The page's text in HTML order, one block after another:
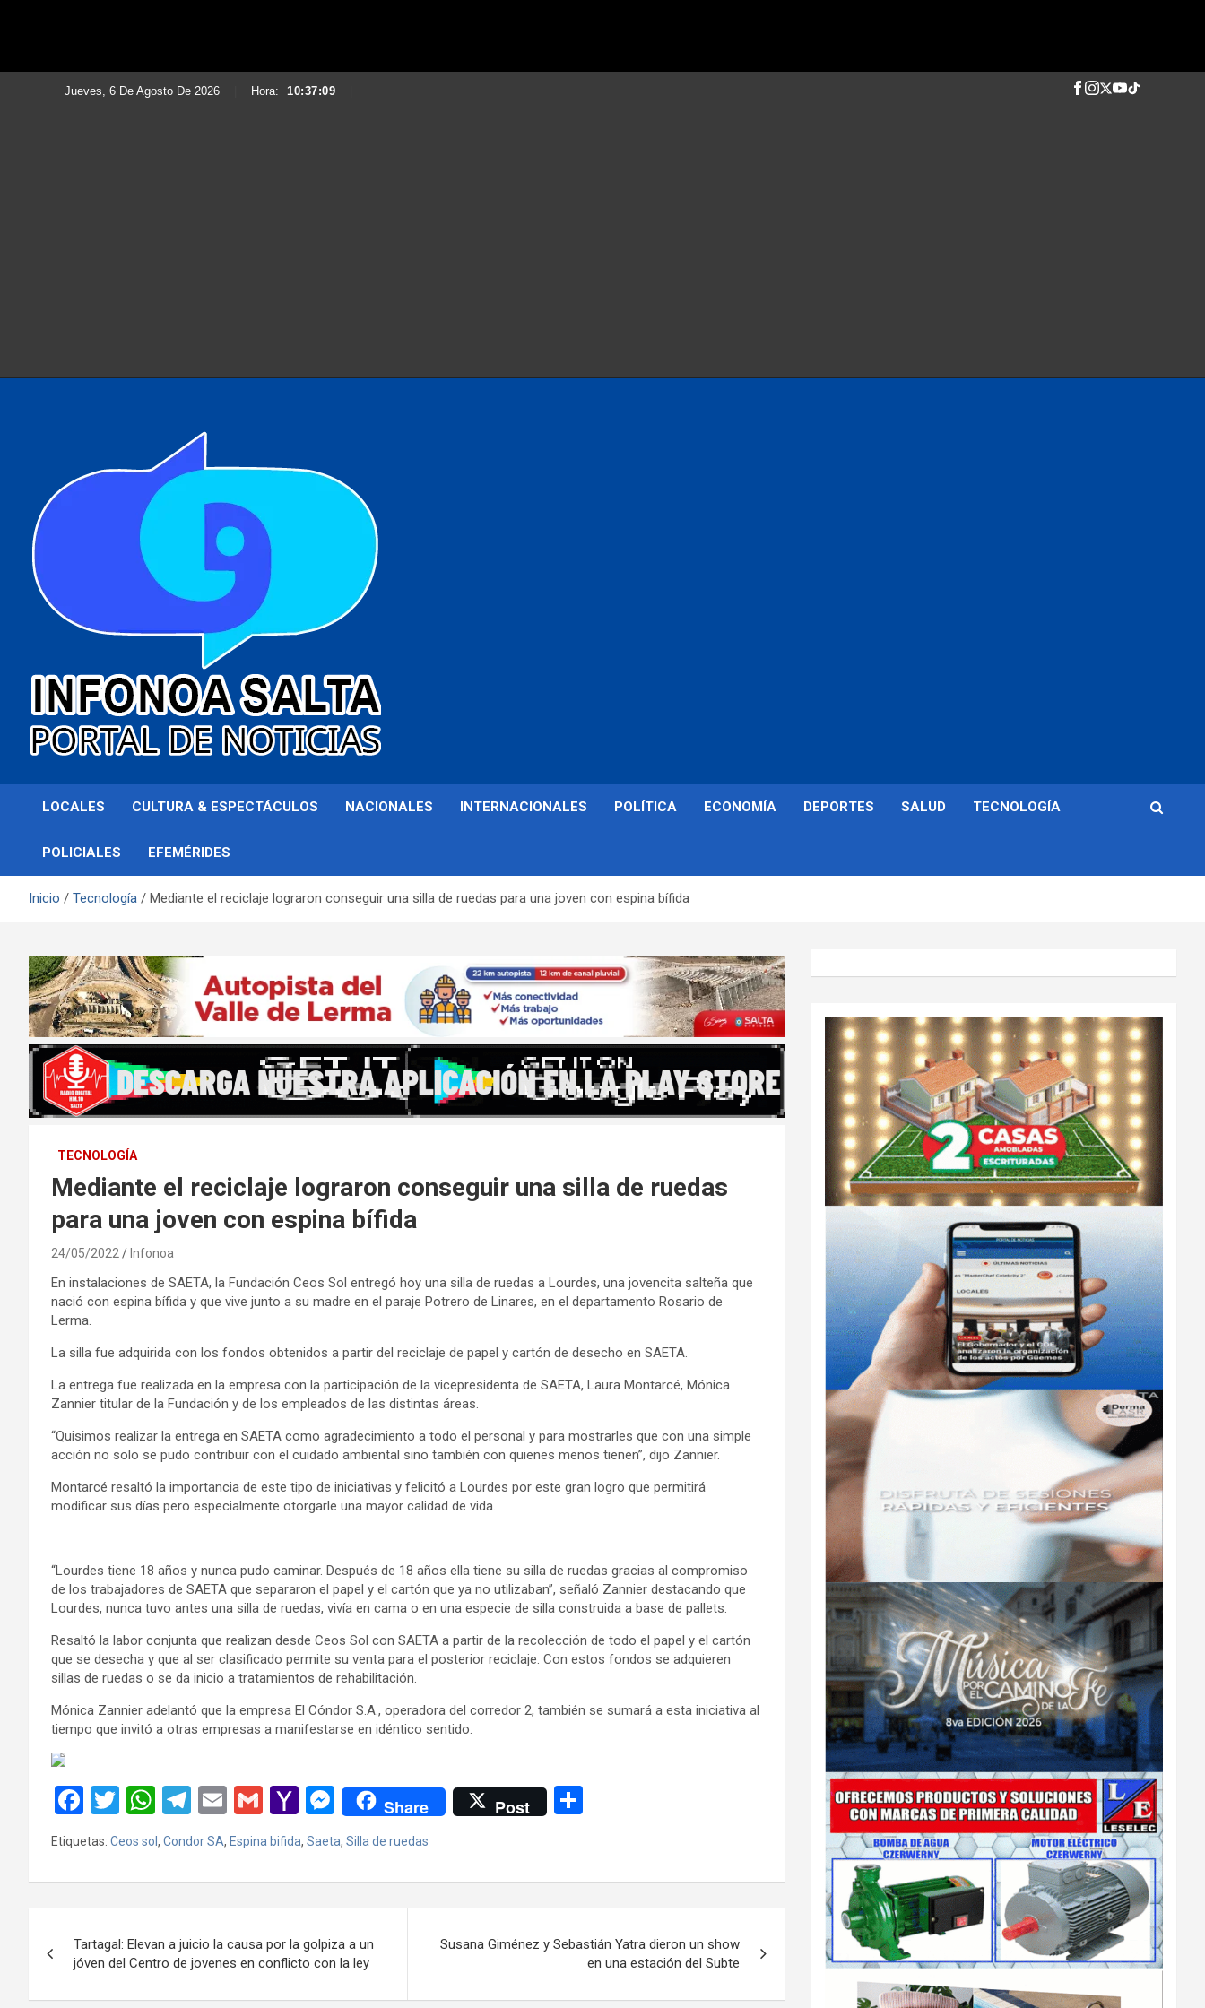
Jueves, 6 De Agosto De 2026 Hora: 10:37:11
Infonoa Salta
LOCALES CULTURA & ESPECTÁCULOS NACIONALES INTERNACIONALES POLÍTICA ECONOMÍA DEPORTES SALUD TECNOLOGÍA
POLICIALES EFEMÉRIDES
Inicio Tecnología Mediante el reciclaje lograron conseguir una silla de ruedas para una joven con espina bífida
TECNOLOGÍA
Mediante el reciclaje lograron conseguir una silla de ruedas
para una joven con espina bífida
24/05/2022 Infonoa
En instalaciones de SAETA, la Fundación Ceos Sol entregó hoy una silla de ruedas a Lourdes, una jovencita salteña que
nació con espina bífida y que vive junto a su madre en el paraje Potrero de Linares, en el departamento Rosario de
Lerma.
La silla fue adquirida con los fondos obtenidos a partir del reciclaje de papel y cartón de desecho en SAETA.
La entrega fue realizada en la empresa con la participación de la vicepresidenta de SAETA, Laura Montarcé, Mónica
Zannier titular de la Fundación y de los empleados de las distintas áreas.
“Quisimos realizar la entrega en SAETA como agradecimiento a todo el personal y para mostrarles que con una simple
acción no solo se pudo contribuir con el cuidado ambiental sino también con quienes menos tienen”, dijo Zannier.
Montarcé resaltó la importancia de este tipo de iniciativas y felicitó a Lourdes por este gran logro que permitirá
modificar sus días pero especialmente otorgarle una mayor calidad de vida.
“Lourdes tiene 18 años y nunca pudo caminar. Después de 18 años ella tiene su silla de ruedas gracias al compromiso
de los trabajadores de SAETA que separaron el papel y el cartón que ya no utilizaban”, señaló Zannier destacando que
Lourdes, nunca tuvo antes una silla de ruedas, vivía en cama o en una especie de silla construida a base de pallets.
Resaltó la labor conjunta que realizan desde Ceos Sol con SAETA a partir de la recolección de todo el papel y el cartón
que se desecha y que al ser clasificado permite su venta para el posterior reciclaje. Con estos fondos se adquieren
sillas de ruedas o se da inicio a tratamientos de rehabilitación.
Mónica Zannier adelantó que la empresa El Cóndor S.A., operadora del corredor 2, también se sumará a esta iniciativa al
tiempo que invitó a otras empresas a manifestarse en idéntico sentido.
F
a
ce
b
o
k
T
tt
er
W
h
at
s
p
p
T
el
e
gr
m
E
m
ail
G
m
ail
Y
a
h
o
M
ail
M
es
se
n
er
Share Post
p
tir
Etiquetas: Ceos sol, Condor SA, Espina bifida, Saeta, Silla de ruedas
de
entradas
Tartagal: Elevan a juicio la causa por la golpiza a un
jóven del Centro de jovenes en conflicto con la ley
Susana Giménez y Sebastián Yatra dieron un show
en una estación del Subte